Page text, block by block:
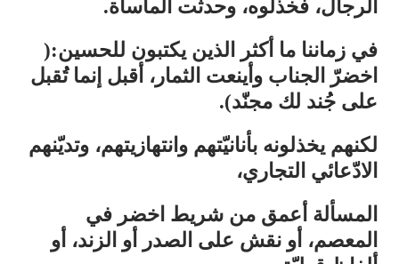
الرجال، فخذلوه، وحدثت المأساة.
في زماننا ما أكثر الذين يكتبون للحسين:(
اخضرّ الجناب وأينعت الثمار، أقبل إنما تُقبل
على جُند لك مجنّد).
لكنهم يخذلونه بأنانيّتهم وانتهازيتهم، وتديّنهم
الادّعائي التجاري،
المسألة أعمق من شريط اخضر في
المعصم، أو نقش على الصدر أو الزند، أو